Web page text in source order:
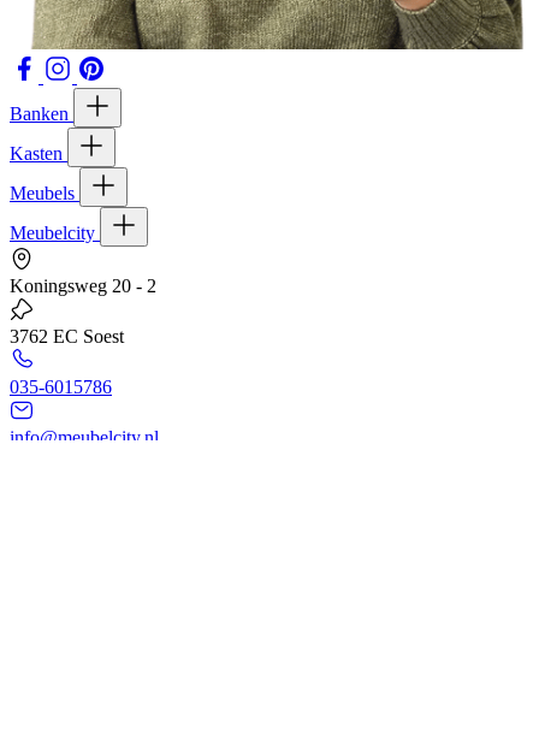
Banken
Kasten
Meubels
Meubelcity
Koningsweg 20 - 2
3762 EC Soest
035-6015786
info@meubelcity.nl